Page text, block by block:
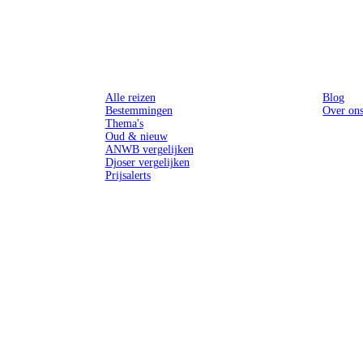
Alle reizen
Bestemmingen
Thema's
Oud & nieuw
ANWB vergelijken
Djoser vergelijken
Prijsalerts
Blog
Over ons